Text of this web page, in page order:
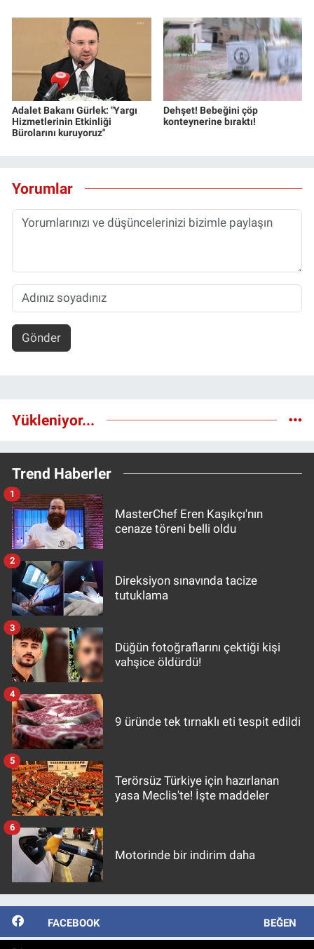
Adalet Bakanı Gürlek: "Yargı
Hizmetlerinin Etkinliği
Bürolarını kuruyoruz"
Dehşet! Bebeğini çöp
konteynerine bıraktı!
Yorumlar
Gönder
Yükleniyor...
Trend Haberler
MasterChef Eren Kaşıkçı'nın
cenaze töreni belli oldu
1
Direksiyon sınavında tacize
tutuklama
2
Düğün fotoğraflarını çektiği kişi
vahşice öldürdü!
3
9 üründe tek tırnaklı eti tespit edildi
4
Terörsüz Türkiye için hazırlanan
yasa Meclis'te! İşte maddeler
5
Motorinde bir indirim daha
6
FACEBOOK BEĞEN
Canlı Yayın